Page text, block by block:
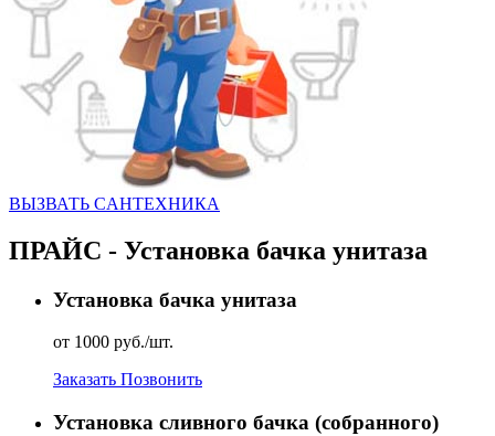
ВЫЗВАТЬ CАНТЕХНИКА
ПРАЙС - Установка бачка унитаза
Установка бачка унитаза
от 1000 руб./шт.
Заказать Позвонить
Установка сливного бачка (собранного)